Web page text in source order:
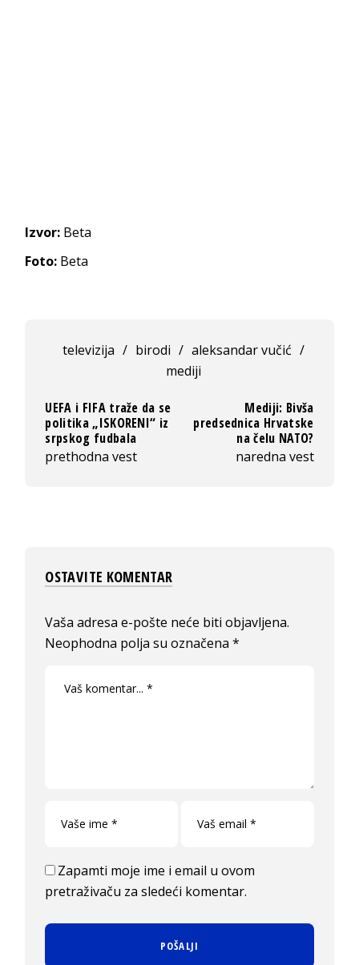
Izvor: Beta
Foto: Beta
televizija / birodi / aleksandar vučić /
mediji
UEFA i FIFA traže da se
politika „ISKORENI“ iz
srpskog fudbala
prethodna vest
Mediji: Bivša
predsednica Hrvatske
na čelu NATO?
naredna vest
OSTAVITE KOMENTAR
Vaša adresa e-pošte neće biti objavljena.
Neophodna polja su označena*
Zapamti moje ime i email u ovom
pretraživaču za sledeći komentar.